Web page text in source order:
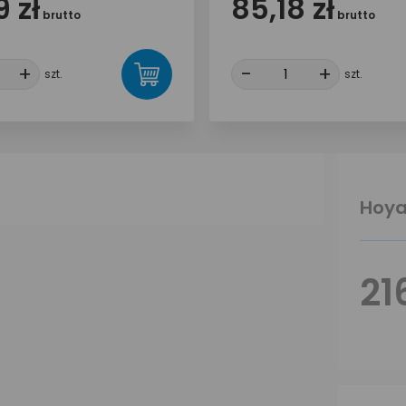
zł brutto
+ +
szt.
85,18 zł brutto
- + +
szt.